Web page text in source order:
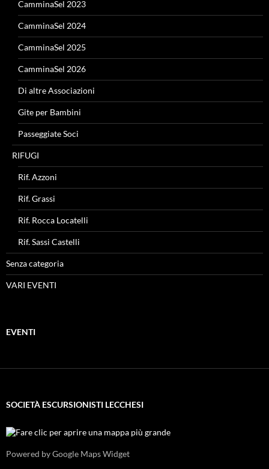
CamminaSel 2023
CamminaSel 2024
CamminaSel 2025
CamminaSel 2026
Di altre Associazioni
Gite per Bambini
Passeggiate Soci
RIFUGI
Rif. Azzoni
Rif. Grassi
Rif. Rocca Locatelli
Rif. Sassi Castelli
Senza categoria
VARI EVENTI
EVENTI
SOCIETÀ ESCURSIONISTI LECCHESI
Powered by Google Maps Widget